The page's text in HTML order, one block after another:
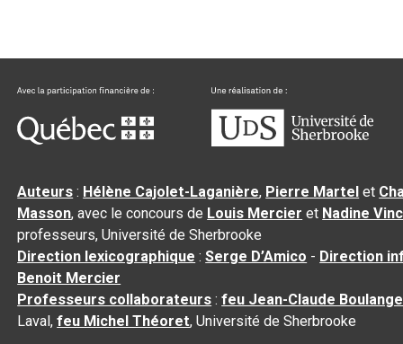
Auteurs : Hélène Cajolet-Laganière, Pierre Martel et
Masson, avec le concours de Louis Mercier et Nadine
professeurs, Université de Sherbrooke
Direction lexicographique :Serge D’Amico - Direction
Benoit Mercier
Professeurs collaborateurs :feu Jean-Claude
Laval,feu Michel Théoret, Université de Sherbrooke